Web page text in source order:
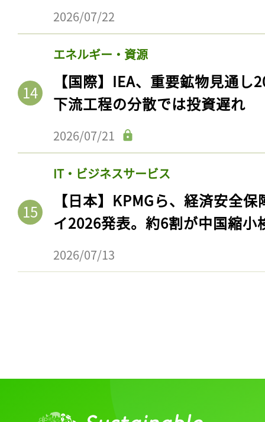
2026/07/22
エネルギー・資源
【国際】IEA、重要鉱物見通
下流工程の分散では投資遅れ
2026/07/21
IT・ビジネスサービス
【日本】KPMGら、経済安全
イ2026発表。約6割が中国縮小
2026/07/13